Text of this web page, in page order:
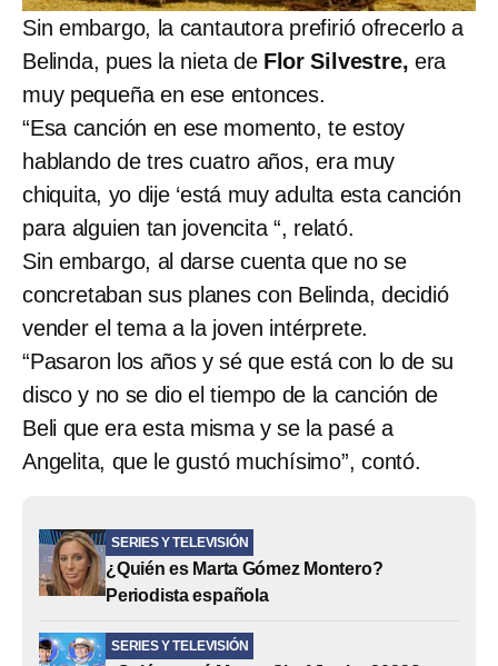
Sin embargo, la cantautora prefirió ofrecerlo a
Belinda, pues la nieta de Flor Silvestre, era
muy pequeña en ese entonces.
“Esa canción en ese momento, te estoy
hablando de tres cuatro años, era muy
chiquita, yo dije ‘está muy adulta esta canción
para alguien tan jovencita “, relató.
Sin embargo, al darse cuenta que no se
concretaban sus planes con Belinda, decidió
vender el tema a la joven intérprete.
“Pasaron los años y sé que está con lo de su
disco y no se dio el tiempo de la canción de
Beli que era esta misma y se la pasé a
Angelita, que le gustó muchísimo”, contó.
SERIES Y TELEVISIÓN
¿Quién es Marta Gómez Montero?
Periodista española
SERIES Y TELEVISIÓN